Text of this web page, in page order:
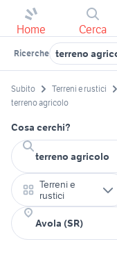
Home Cerca
Ricerche terreno
Subito Terreni e rustici
terreno agricolo
Cosa cerchi?
Terreni e
rustici